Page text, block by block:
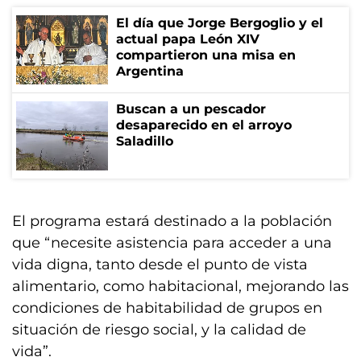
El día que Jorge Bergoglio y el
actual papa León XIV
compartieron una misa en
Argentina
Buscan a un pescador
desaparecido en el arroyo
Saladillo
El programa estará destinado a la población
que “necesite asistencia para acceder a una
vida digna, tanto desde el punto de vista
alimentario, como habitacional, mejorando las
condiciones de habitabilidad de grupos en
situación de riesgo social, y la calidad de
vida”.